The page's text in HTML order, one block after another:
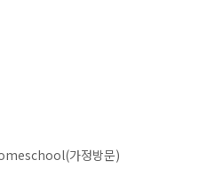
가정방문)